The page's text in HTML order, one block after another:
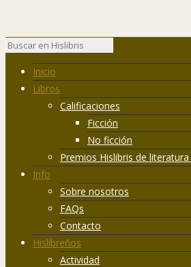
Inicio
Libros
Calificaciones
Ficción
No ficción
Premios Hislibris de
Info
Sobre nosotros
FAQs
Contacto
Hislibreños
Actividad